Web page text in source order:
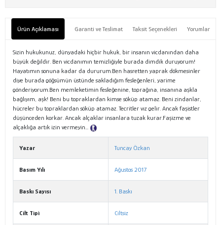
Ürün Açıklaması Garanti ve Teslimat Taksit Seçenekleri Yorumlar
Sizin hukukunuz, dünyadaki hiçbir hukuk, bir insanın vicdanından daha
büyük değildir. Ben vicdanımın temizliğiyle burada dimdik duruyorum!
Hayatımın sonuna kadar da dururum.Ben hasretten yaprak dökmesinler
diye burada göğsümün üstünde sakladığım fesleğenleri, yarime
gönderiyorum.Ben memleketimin fesleğenine, toprağına, insanına aşkla
bağlıyım, aşk! Beni bu topraklardan kimse söküp atamaz. Beni zindanlar,
hücreler bu topraklardan söküp atamaz. Tecritler vız gelir. Ancak faşistler
düşünceden korkar. Ancak alçaklar insanlara tuzak kurar.Faşizme ve
alçaklığa artık izin vermeyin...
Yazar Tuncay Özkan
Basım Yılı Ağustos 2017
Baskı Sayısı 1. Baskı
Cilt Tipi Ciltsiz